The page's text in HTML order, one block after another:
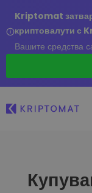
Kriptomat
криптовалути с
Вашите средства